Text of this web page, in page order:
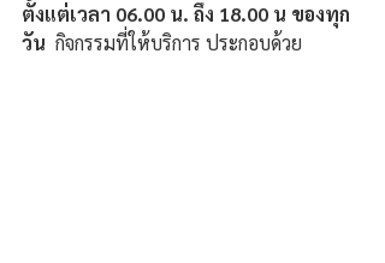
ตั้งแต่เวลา 06.00 น. ถึง 18.00 น ของทุก
วัน
  กิจกรรมที่ให้บริการ ประกอบด้วย